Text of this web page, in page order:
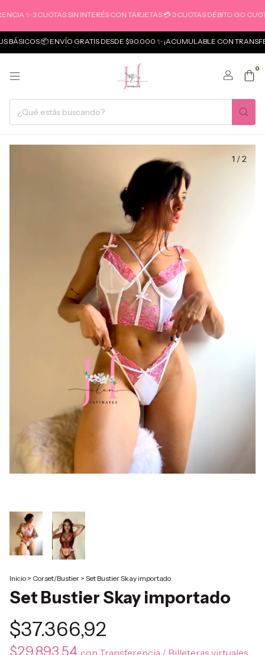
3 CUOTAS SIN INTERÉS CON TARJETAS 💳 3 CUOTAS DÉBITO GO CUOTAS
📦 ENVÍO GRATIS DESDE $90.000 ✨ ¡ACUMULABLE CON
0
1 /2
Inicio > Corset/Bustier > Set Bustier Skay importado
Set Bustier Skay importado
$37.366,92
$29.893,54 con Transferencia / Billeteras virtuales